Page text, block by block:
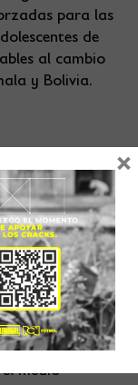
para las
de
al cambio
y Bolivia.
el
una ciudad de
Isabel, es
que recicla el
playas. En su
medio
×